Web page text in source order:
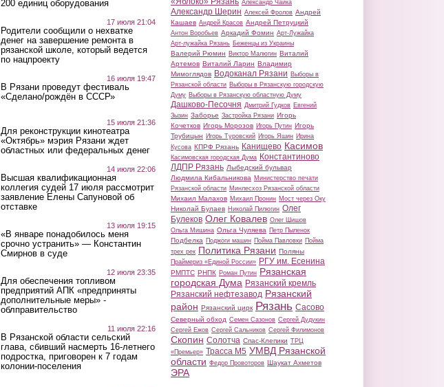
200 единиц оборудования
17 июля 21:04
Родители сообщили о нехватке
денег на завершение ремонта в
рязанской школе, который ведется
по нацпроекту
16 июля 19:47
В Рязани проведут фестиваль
«Сделано/рождён в СССР»
15 июля 21:36
Для реконструкции кинотеатра
«Октябрь» мэрия Рязани ждет
областных или федеральных денег
14 июля 22:06
Высшая квалификационная
коллегия судей 17 июля рассмотрит
заявление Елены Сапуновой об
отставке
13 июля 19:15
«В январе понадобилось меня
срочно устранить» — Константин
Смирнов в суде
12 июля 23:35
Для обеспечения топливом
предприятий АПК «предприняты
дополнительные меры» -
облправительство
11 июля 22:16
В Рязанской области сельский
глава, сбивший насмерть 16-летнего
подростка, приговорен к 7 годам
колонии-поселения
Александр Чайка
Александр Шерин Алексей Фролов Андрей
Кашаев Андрей Красов Андрей Петруцкий
Антон Воробьев Аркадий Фомин Арт-Лужайка
Арт-лужайка Рязань Беженцы из Украины
Валерий Рюмин Виктор Малюгин Виталий
Артемов Виталий Ларин Владимир
Мимоглядов Водоканал Рязани Выборы в
Рязанской области Выборы в Рязанскую городскую
Думу Выборы в Рязанскую областную Думу
Дашково-Песочня Дмитрий Гудков Евгений
Зызин Заборье Застройка Рязани Игорь
Кочетков Игорь Морозов Игорь Путин Игорь
Трубицын Игорь Туровский Игорь Яшин Ирина
Кусова КПРФ Рязань Канищево Касимов
Касимовская городская Дума Константиново
ЛДПР Рязань Лыбедский бульвар
Людмила Кибальникова Министерство печати
Рязанской области Минлесхоз Рязанской области
Михаил Малахов Михаил Пронин Мост через Оку
Николай Булаев Николай Пилюгин Олег
Булеков Олег Ковалев Олег Шишов
Ольга Мишина Ольга Чуляева Петр Пыленок
Подбелка Поджоги машин Пойма Павловки Пойма
трех рек Политика Рязани Поляны
Праймериз «Единой России» РГУ им. Есенина
РМПТС РНПК Роман Путин Рязанская
городская Дума Рязанский кремль
Рязанский нефтезавод Рязанский
район Рязанский цирк Рязань Сасово
Северный обход Семен Сазонов Сергей Дудукин
Сергей Ежов Сергей Сальников Сергей Филимонов
Скопин Солотча Спас-Клепики ТРЦ
«Премьер» Трасса М5 УМВД Рязанской
области Федор Провоторов Шаукат Ахметов
ЭРА